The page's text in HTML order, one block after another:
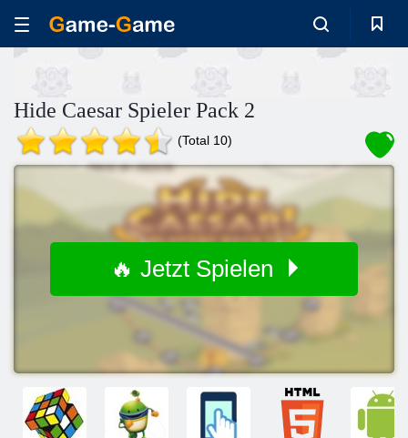
Hide Caesar Spieler Pack 2
(Total 10)
🔥 Jetzt Spielen